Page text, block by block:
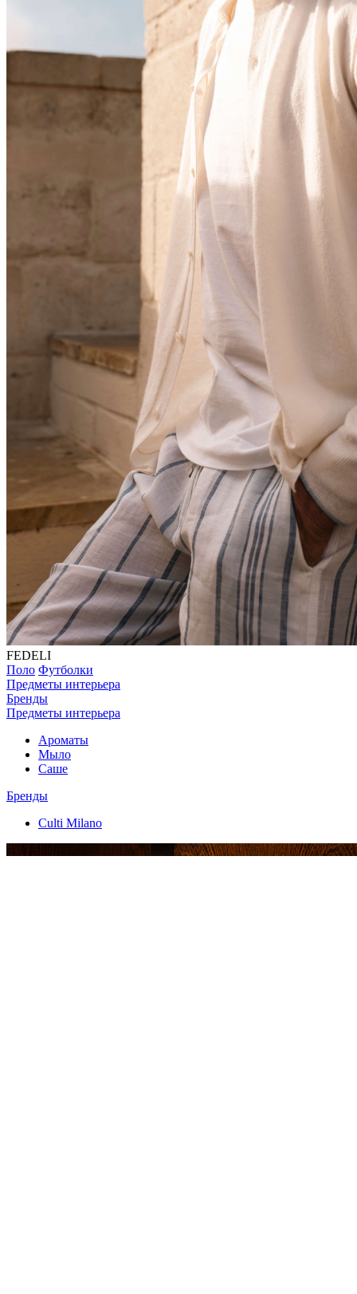
FEDELI
Поло Футболки
Предметы интерьера
Бренды
Предметы интерьера
Ароматы
Мыло
Саше
Бренды
Culti Milano